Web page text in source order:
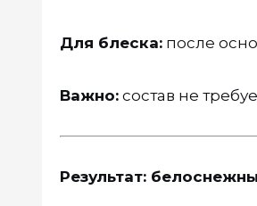
Для блеска: после
Важно: состав не
Результат: